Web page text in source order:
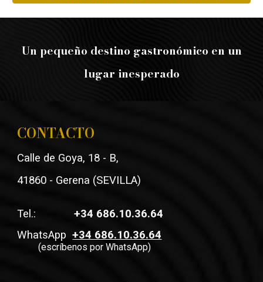
Un pequeño destino gastronómico en un
lugar inesperado
CONTACTO
Calle de Goya, 18 - B,
41860 - Gerena (SEVILLA)
Tel.:+34 686.10.36.64
WhatsApp +34 686.10.36.64
(escríbenos por WhatsApp)